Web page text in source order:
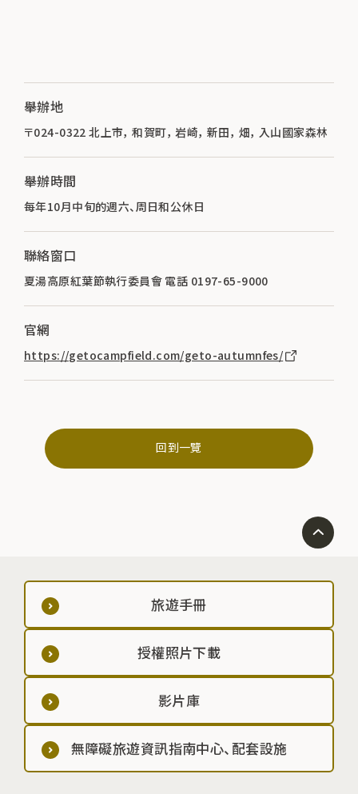
舉辦地
〒024-0322 北上市， 和賀町， 岩崎， 新田， 畑， 入山國家森林
舉辦時間
每年10月中旬的週六、周日和公休日
聯絡窗口
夏湯高原紅葉節執行委員會 電話 0197-65-9000
官網
https://getocampfield.com/geto-autumnfes/
回到一覽
旅遊手冊
授權照片下載
影片庫
無障礙旅遊資訊指南中心、配套設施